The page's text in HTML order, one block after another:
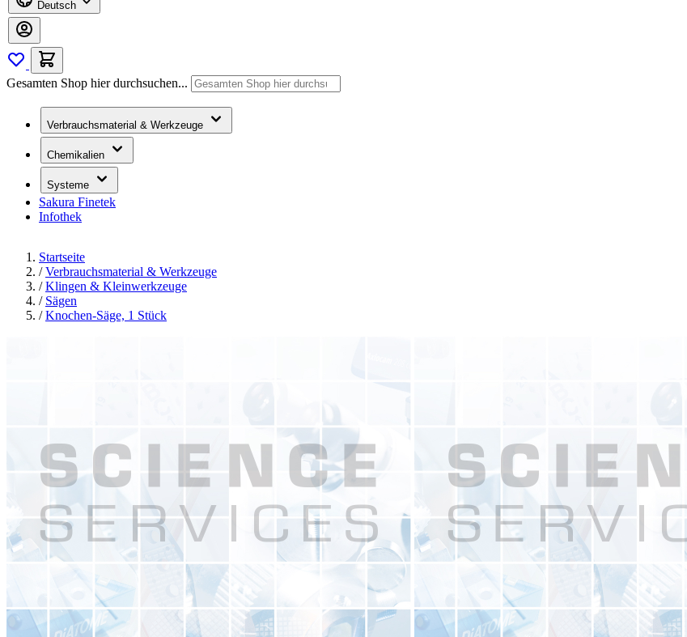
Deutsch
Gesamten Shop hier durchsuchen...
Verbrauchsmaterial & Werkzeuge
Chemikalien
Systeme
Sakura Finetek
Infothek
Startseite
/ Verbrauchsmaterial & Werkzeuge
/ Klingen & Kleinwerkzeuge
/ Sägen
/ Knochen-Säge, 1 Stück